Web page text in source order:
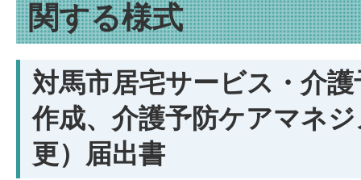
関する様式
対馬市居宅サービス・介
作成、介護予防ケアマネ
更）届出書